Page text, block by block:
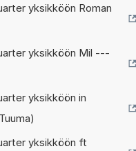
yksikköön Roman
yksikköön Mil ---
yksikköön in
yksikköön ft